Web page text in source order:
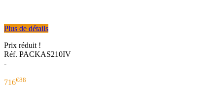
Plus de détails
Prix réduit !
Réf. PACKAS210IV
-
716€88